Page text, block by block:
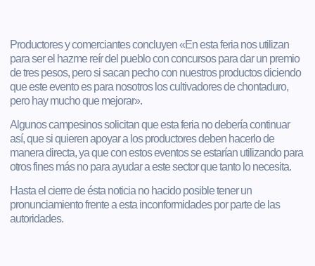
Productores y comerciantes concluyen «En esta feria nos utilizan
para ser el hazme reír del pueblo con concursos para dar un premio
de tres pesos, pero si sacan pecho con nuestros productos diciendo
que este evento es para nosotros los cultivadores de chontaduro,
pero hay mucho que mejorar».
Algunos campesinos solicitan que esta feria no debería continuar
así, que si quieren apoyar a los productores deben hacerlo de
manera directa, ya que con estos eventos se estarían utilizando para
otros fines más no para ayudar a este sector que tanto lo necesita.
Hasta el cierre de ésta noticia no hacido posible tener un
pronunciamiento frente a esta inconformidades por parte de las
autoridades.